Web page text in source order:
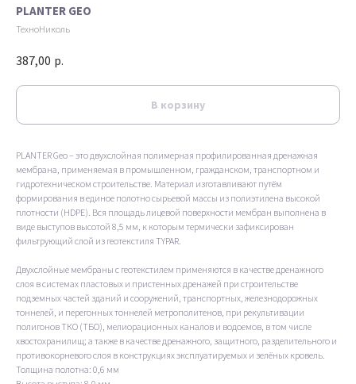
PLANTER GEO
ТехноНиколь
387,00 р.
В корзину
PLANTER Geo – это двухслойная полимерная профилированная дренажная
мембрана, применяемая в промышленном, гражданском, транспортном и
гидротехническом строительстве. Материал изготавливают путём
формирования в единое полотно сырьевой массы из полиэтилена высокой
плотности (HDPE). Вся площадь лицевой поверхности мембран выполнена в
виде выступов высотой 8,5 мм, к которым термически зафиксирован
фильтрующий слой из геотекстиля TYPAR.
Двухслойные мембраны с геотекстилем применяются в качестве дренажного
слоя в системах пластовых и пристенных дренажей при строительстве
подземных частей зданий и сооружений, транспортных, железнодорожных
тоннелей, и перегонных тоннелей метрополитенов, при рекультивации
полигонов ТКО (ТБО), мелиорационных каналов и водоемов, в том числе
хвостохранилищ; а также в качестве дренажного, защитного, разделительного и
противокорневого слоя в конструкциях эксплуатируемых и зелёных кровель.
Толщина полотна: 0,6 мм